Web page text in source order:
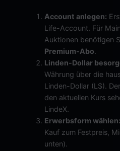
Account anlegen:
Life-Account. Für
Auktionen benötigen
Premium-Abo.
Linden-Dollar
Währung über die
Linden-Dollar (L$).
den aktuellen Kurs
LindeX.
Erwerbsform wählen:
Kauf zum Festpreis,
unten).